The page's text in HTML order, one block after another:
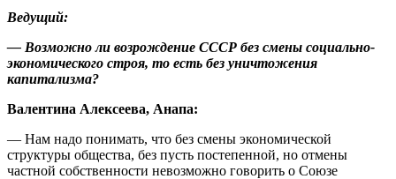
Ведущий:
— Возможно ли возрождение СССР без смены социально-
экономического строя, то есть без уничтожения
капитализма?
Валентина Алексеева, Анапа:
— Нам надо понимать, что без смены экономической
структуры общества, без пусть постепенной, но отмены
частной собственности невозможно говорить о Союзе